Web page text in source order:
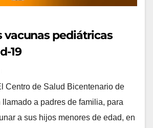
vacunas pediátricas
19
Centro de Salud Bicentenario de
a padres de familia, para
a sus hijos menores de edad, en